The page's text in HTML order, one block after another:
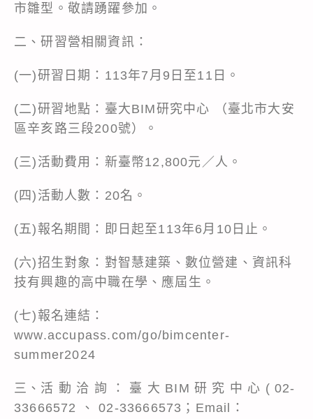
市雛型。敬請踴躍參加。
二、研習營相關資訊：
(一)研習日期：113年7月9日至11日。
(二)研習地點：臺大BIM研究中心 （臺北市大安
區辛亥路三段200號）。
(三)活動費用：新臺幣12,800元／人。
(四)活動人數：20名。
(五)報名期間：即日起至113年6月10日止。
(六)招生對象：對智慧建築、數位營建、資訊科
技有興趣的高中職在學、應屆生。
(七)報名連結：
www.accupass.com/go/bimcenter-
summer2024
三、活 動 洽 詢 ： 臺 大 BIM 研 究 中 心 ( 02-
33666572 、 02-33666573；Email：